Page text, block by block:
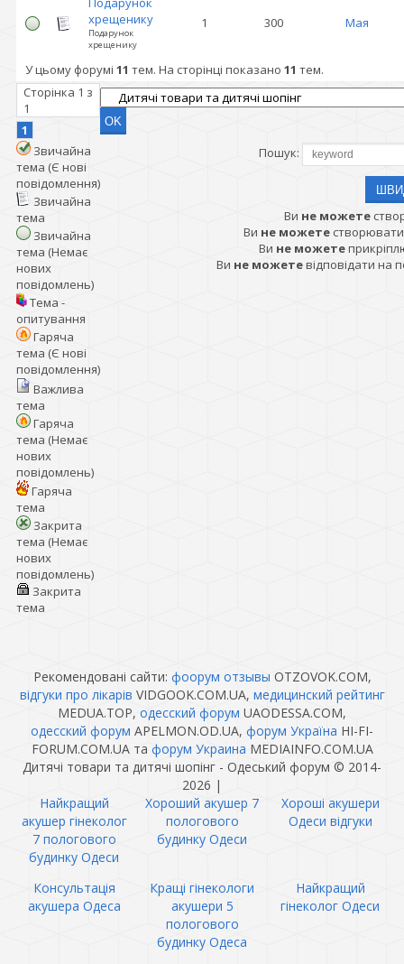
хрещенику
Подарунок
хрещенику
1 300 Мая
У цьому форумі 11 тем. На сторінці показано 11 тем.
Сторінка 1 з
1
1
Звичайна
тема (Є нові
повідомлення)
Звичайна
тема
Звичайна
тема (Немає
нових
повідомлень)
Тема -
опитування
Гаряча
тема (Є нові
повідомлення)
Важлива
тема
Гаряча
тема (Немає
нових
повідомлень)
Гаряча
тема
Закрита
тема (Немає
нових
повідомлень)
Закрита
тема
Пошук:
Ви не можете
Ви не можете
Ви не можете
Ви не можетевідповідати на
Рекомендовані сайти: фоорум отзывы OTZOVOK.COM,
відгуки про лікарів VIDGOOK.COM.UA, медицинский рейтинг
MEDUA.TOP, одесский форум UAODESSA.COM,
одесский форум APELMON.OD.UA, форум Україна HI-FI-
FORUM.COM.UA та форум Украина MEDIAINFO.COM.UA
Дитячі товари та дитячі шопінг - Одеський форум © 2014-
2026 |
Найкращий
акушер гінеколог
7 пологового
будинку Одеси
Хороший акушер 7
пологового
будинку Одеси
Хороші акушери
Одеси відгуки
Консультація
акушера Одеса
Кращі гінекологи
акушери 5
пологового
будинку Одеса
Найкращий
гінеколог Одеси